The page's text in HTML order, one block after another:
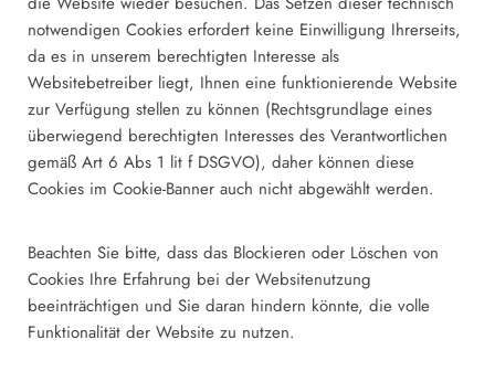
notwendigen Cookies erfordert keine Einwilligung Ihrerseits,
da es in unserem berechtigten Interesse als
Websitebetreiber liegt, Ihnen eine funktionierende Website
zur Verfügung stellen zu können (Rechtsgrundlage eines
überwiegend berechtigten Interesses des Verantwortlichen
gemäß Art 6 Abs 1 lit f DSGVO), daher können diese
Cookies im Cookie-Banner auch nicht abgewählt werden.
Beachten Sie bitte, dass das Blockieren oder Löschen von
Cookies Ihre Erfahrung bei der Websitenutzung
beeinträchtigen und Sie daran hindern könnte, die volle
Funktionalität der Website zu nutzen.